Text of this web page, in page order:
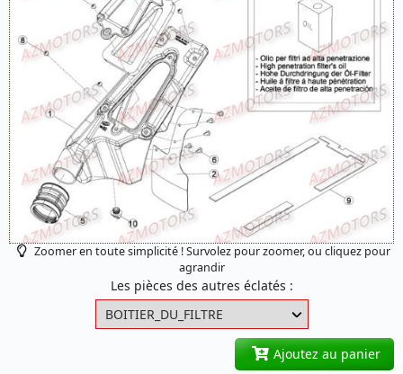
Zoomer en toute simplicité ! Survolez pour zoomer, ou cliquez pour
agrandir
Les pièces des autres éclatés :
Ajoutez au panier